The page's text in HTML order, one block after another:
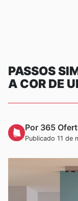
PASSOS
A COR DE
Por 365
Publicado 11 de